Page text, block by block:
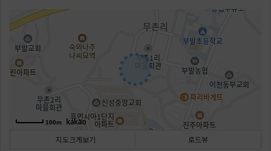
100m
지도크게보기 로드뷰